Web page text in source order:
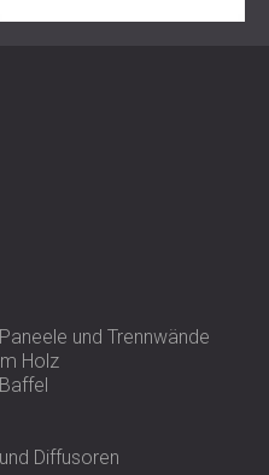
und Trennwände
Holz
Diffusoren